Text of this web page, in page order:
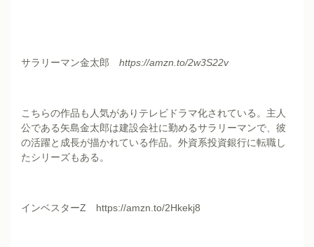
サラリーマン金太郎 https://amzn.to/2w3S22v
こちらの作品も人気がありテレビドラマ化されている。主人
公である矢島金太郎は建設会社に勤めるサラリーマンで、彼
の活躍と成長が描かれている作品。外資系投資銀行に転職し
たシリーズもある。
インベスターZ https://amzn.to/2Hkekj8